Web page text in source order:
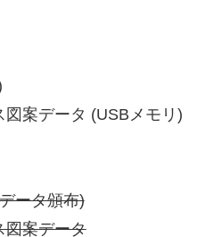
図案データ (USBメモリ)
ータ頒布)
図案データ